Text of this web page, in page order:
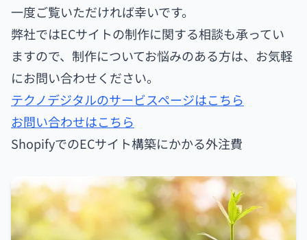
一度ご覧いただければ幸いです。
弊社ではECサイトの制作に関する相談も承ってい
ますので、制作についてお悩みのある方は、お気軽
にお問い合わせください。
テクノデジタルのサービスページはこちら
お問い合わせはこちら
ShopifyでのECサイト構築にかかる外注費